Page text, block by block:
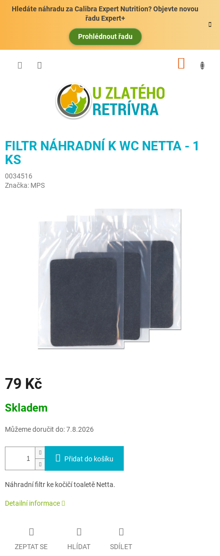
Hledáte náhradu za Calibra Expert Nutrition? Objevte novou
řadu Expert+
Prohlédnout řadu
FILTR NÁHRADNÍ K WC NETTA - 1
KS
0034516
Značka: MPS
79 Kč
cena:
Skladem
Můžeme doručit do:7.8.2026
Přidat do košíku
Náhradní filtr ke kočičí toaletě Netta.
Detailní informace
ZEPTAT SE HLÍDAT SDÍLET